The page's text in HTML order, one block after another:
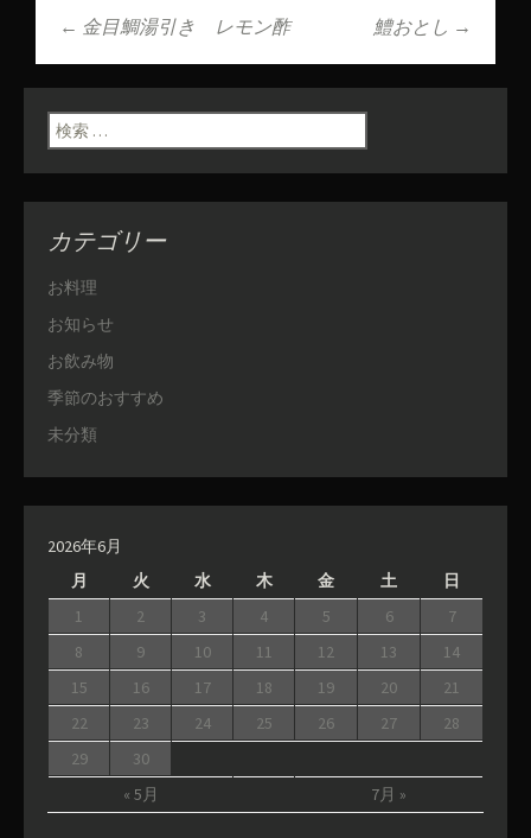
投稿ナビゲーショ
ン
← 金目鯛湯引き レモン酢 鱧おとし →
検索:
カテゴリー
お料理
お知らせ
お飲み物
季節のおすすめ
未分類
2026年6月
月
火 水 木 金 土 日
« 5月 7月 »
1 2 3 4 5 6
7
8
9 10 11 12 13
14
15
16 17 18 19 20
21
22
23 24 25 26 27
28
29
30